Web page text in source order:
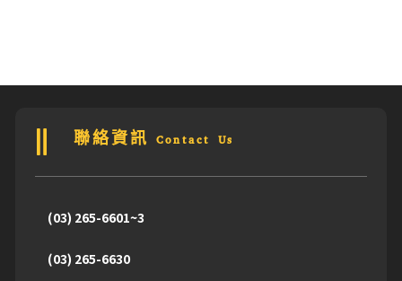
聯絡資訊 Contact Us
(03) 265-6601~3
(03) 265-6630